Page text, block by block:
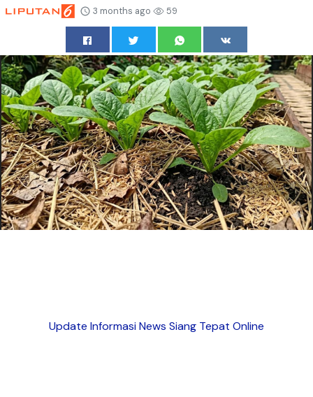
3 months ago 59
Update Informasi News Siang Tepat Online